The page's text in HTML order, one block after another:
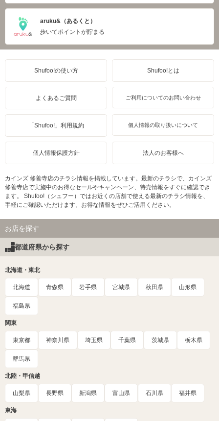
aruku&（あるくと）
歩いてポイントが貯まる
Shufoo!の使い方 Shufoo!とは
よくあるご質問 ご利用についてのお問い合わせ
「Shufoo!」利用規約 個人情報の取り扱いについて
個人情報保護方針 法人のお客様へ
カインズ 修善寺店のチラシ情報を掲載しています。最新のチラシで、カインズ
修善寺店で実施中のお得なセールやキャンペーン、特売情報をすぐに確認でき
ます。 Shufoo!（シュフー）ではお近くの店舗で使える最新のチラシ情報を、
手軽にご確認いただけます。お得な情報をぜひご活用ください。
お店を探す
都道府県から探す
北海道・東北
北海道 青森県 岩手県 宮城県 秋田県 山形県
福島県
関東
東京都 神奈川県 埼玉県 千葉県 茨城県 栃木県
群馬県
北陸・甲信越
山梨県 長野県 新潟県 富山県 石川県 福井県
東海